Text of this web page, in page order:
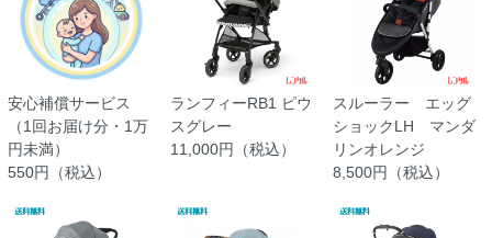
安心補償サービス
（1回お届け分・1万
円未満）
550円（税込）
ランフィーRB1 ピウ
スグレー
11,000円（税込）
スルーラー エッグ
ショックLH マンダ
リンオレンジ
8,500円（税込）